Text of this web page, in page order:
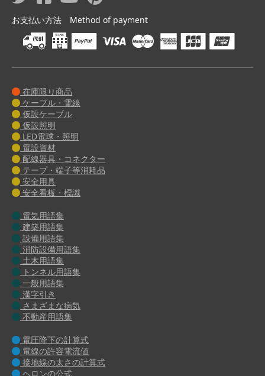
お支払い方法 Method of payment
在庫限り商品
ケーブル・電線
仮設ケーブル
仮設照明
LED電球・照明
電設資材
配線器具・コネクター
テープ・端子等消耗品
安全用具
安全看板・標識
電気用語集
建築用語集
設備用語集
消防設備用語集
土木用語集
トンネル用語集
一般用語集
漢字引き
さまざまな病気
不動産用語集
電圧降下の計算式
電線の許容電流値
接地線の太さの計算式
ヘロンの公式